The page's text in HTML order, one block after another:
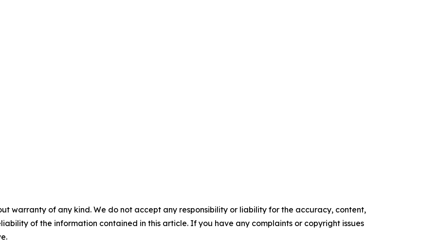
warranty of any kind. We do not accept any responsibility or liability for the accuracy, content,
of the information contained in this article. If you have any complaints or copyright issues